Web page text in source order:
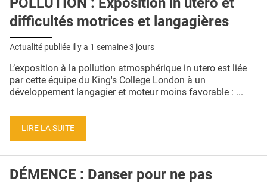
difficultés motrices et langagières
Actualité publiée il y a 1 semaine 3 jours
L’exposition à la pollution atmosphérique in utero est liée
par cette équipe du King's College London à un
développement langagier et moteur moins favorable : ...
LIRE LA SUITE
DÉMENCE : Danser pour ne pas